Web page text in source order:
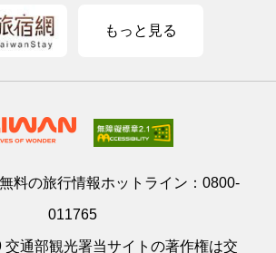
もっと見る
料の旅行情報ホットライン： 0800-
011765
通部観光署当サイトの著作権は交